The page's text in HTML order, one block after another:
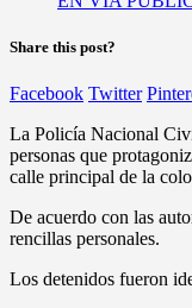
Share this post?
Facebook Twitter
La Policía Nacional
personas que
calle principal de la
De acuerdo con las
rencillas personales.
Los detenidos fueron